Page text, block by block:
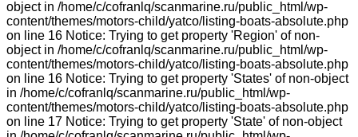
object in /home/c/cofranlq/scanmarine.ru/public_html/wp-
content/themes/motors-child/yatco/listing-boats-absolute.php
on line 16 Notice: Trying to get property 'Region' of non-
object in /home/c/cofranlq/scanmarine.ru/public_html/wp-
content/themes/motors-child/yatco/listing-boats-absolute.php
on line 16 Notice: Trying to get property 'States' of non-object
in /home/c/cofranlq/scanmarine.ru/public_html/wp-
content/themes/motors-child/yatco/listing-boats-absolute.php
on line 17 Notice: Trying to get property 'State' of non-object